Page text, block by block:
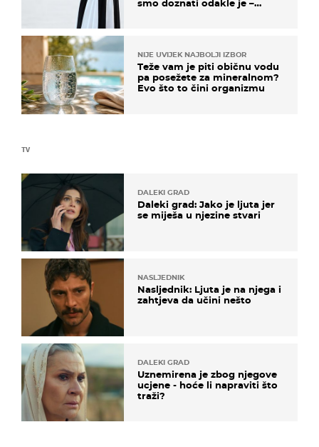
TV
DALEKI GRAD
Daleki grad: Jako je ljuta jer
se miješa u njezine stvari
NASLJEDNIK
Nasljednik: Ljuta je na njega i
zahtjeva da učini nešto
DALEKI GRAD
Uznemirena je zbog njegove
ucjene - hoće li napraviti što
traži?
smo doznati odakle je –
NIJE UVIJEK NAJBOLJI IZBOR
Teže vam je piti običnu vodu
pa posežete za mineralnom?
Evo što to čini organizmu